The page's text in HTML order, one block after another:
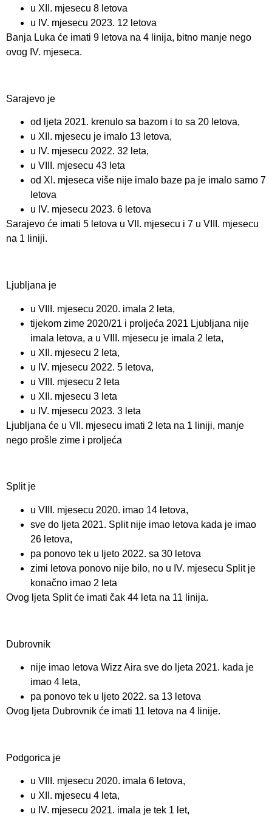
u XII. mjesecu 8 letova
u IV. mjesecu 2023. 12 letova
Banja Luka će imati 9 letova na 4 linija, bitno manje nego
ovog IV. mjeseca.
Sarajevo je
od ljeta 2021. krenulo sa bazom i to sa 20 letova,
u XII. mjesecu je imalo 13 letova,
u IV. mjesecu 2022. 32 leta,
u VIII. mjesecu 43 leta
od XI. mjeseca više nije imalo baze pa je imalo samo 7
letova
u IV. mjesecu 2023. 6 letova
Sarajevo će imati 5 letova u VII. mjesecu i 7 u VIII. mjesecu
na 1 liniji.
Ljubljana je
u VIII. mjesecu 2020. imala 2 leta,
tijekom zime 2020/21 i proljeća 2021 Ljubljana nije
imala letova, a u VIII. mjesecu je imala 2 leta,
u XII. mjesecu 2 leta,
u IV. mjesecu 2022. 5 letova,
u VIII. mjesecu 2 leta
u XII. mjesecu 3 leta
u IV. mjesecu 2023. 3 leta
Ljubljana će u VII. mjesecu imati 2 leta na 1 liniji, manje
nego prošle zime i proljeća
Split je
u VIII. mjesecu 2020. imao 14 letova,
sve do ljeta 2021. Split nije imao letova kada je imao
26 letova,
pa ponovo tek u ljeto 2022. sa 30 letova
zimi letova ponovo nije bilo, no u IV. mjesecu Split je
konačno imao 2 leta
Ovog ljeta Split će imati čak 44 leta na 11 linija.
Dubrovnik
nije imao letova Wizz Aira sve do ljeta 2021. kada je
imao 4 leta,
pa ponovo tek u ljeto 2022. sa 13 letova
Ovog ljeta Dubrovnik će imati 11 letova na 4 linije.
Podgorica je
u VIII. mjesecu 2020. imala 6 letova,
u XII. mjesecu 4 leta,
u IV. mjesecu 2021. imala je tek 1 let,